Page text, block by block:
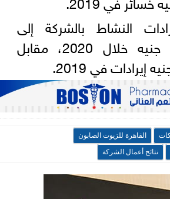
النشاط بالشركة إلى
52.24 مليون جنيه خلال 2020، مقابل
القاهرة للزيوت الصابون
نتائج أعمال الشركة